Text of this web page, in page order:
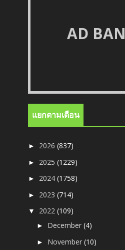
AD
แยกตามเดือน
► 2026(837)
► 2025(1229)
► 2024(1758)
► 2023(714)
▼ 2022(109)
► December(4)
► November(10)